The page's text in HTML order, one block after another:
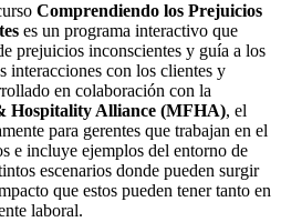
Comprendiendo los Prejuicios
es un programa interactivo que
prejuicios inconscientes y guía a los
interacciones con los clientes y
en colaboración con la
Hospitality Alliance (MFHA), el
para gerentes que trabajan en el
e incluye ejemplos del entorno de
escenarios donde pueden surgir
que estos pueden tener tanto en
laboral.